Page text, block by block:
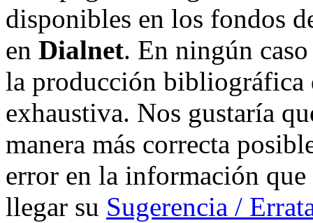
disponibles en los fondos
en Dialnet. En ningún
la producción bibliográfica
exhaustiva. Nos gustaría
manera más correcta
error en la información
llegar su Sugerencia /